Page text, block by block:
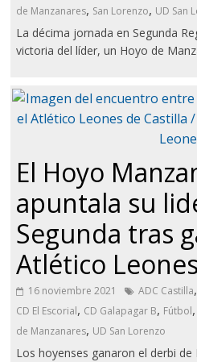
de Manzanares, San Lorenzo, UD San
La décima jornada en Segunda
victoria del líder, un Hoyo de
El Hoyo
apuntala su
Segunda tras
Atlético
16 noviembre 2021 ADC Castilla
CD El Escorial, CD Galapagar B, Fútbol,
de Manzanares, UD San Lorenzo
Los hoyenses ganaron el derbi